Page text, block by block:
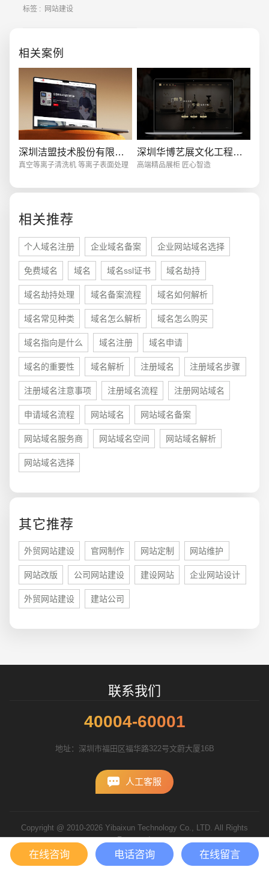
网站的性能通常从网站空间大小、
标签 : 网站建设
相关案例
深圳洁盟技术股份有限公司
真空等离子清洗机 等离子表面处理
深圳华博艺展文化工程有限公司
高端精品展柜 匠心智造
相关推荐
个人域名注册 企业域名备案 企业网站域名选择
免费域名 域名 域名ssl证书 域名劫持
域名劫持处理 域名备案流程 域名如何解析
域名常见种类 域名怎么解析 域名怎么购买
域名指向是什么 域名注册 域名申请
域名的重要性 域名解析 注册域名 注册域名步骤
注册域名注意事项 注册域名流程 注册网站域名
申请域名流程 网站域名 网站域名备案
网站域名服务商 网站域名空间 网站域名解析
网站域名选择
其它推荐
外贸网站建设 官网制作 网站定制 网站维护
网站改版 公司网站建设 建设网站 企业网站设计
外贸网站建设 建站公司
联系我们
40004-60001
地址：深圳市福田区福华路322号文蔚大厦16B
人工客服
Copyright @ 2010-2026 Yibaixun Technology Co., LTD. All Rights
Reserved.
粤ICP备10056793号
创意品牌型网站 标准企业官网建设 · 外贸网
您的预算
招标项目
在线咨询 电话咨询 在线留言